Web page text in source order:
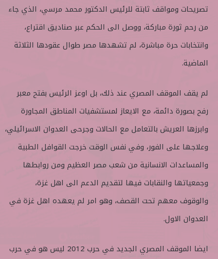
تصريحات ومواقف ثابتة للرئيس الدكتور محمد مرسي، الذي جاء
من رحم ثورة مباركة، ووصل الى الحكم عبر صناديق اقتراع،
وانتخابات حرة مباشرة، لم تشهدها مصر طوال عقودها الثلاثة
الماضية.
لم يقف الموقف المصري عند ذلك، بل اوعز الرئيس بفتح معبر
رفح بصورة دائمة، مع الايعاز لمستشفيات المناطق المجاورة
وابرزها العريش بالتعامل مع الحالات وجرحى العدوان الاسرائيلي،
وعلاجها على الفور، وفي نفس الوقت خرجت القوافل الطبية
والمساعدات الانسانية من شعب مصر العظيم ومن روابطها
وجمعياتها والنقابات فيها لتقديم الدعم الى اهل غزة،
والوقوف معهم تحت القصف، وهو امر لم يعهده اهل غزة في
العدوان الاول.
ايضا الموقف المصري الجديد في حرب 2012 ليس هو في حرب